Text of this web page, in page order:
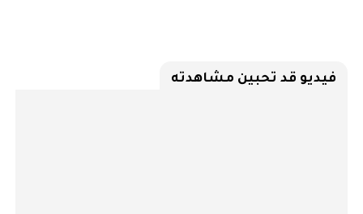
فيديو قد تحبين مشاهدته